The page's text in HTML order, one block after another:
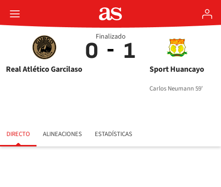
Real Atlético Garcilaso
0
Sport Huancayo
1
Carlos Neumann 59'
Finalizado
DIRECTO ALINEACIONES ESTADÍSTICAS